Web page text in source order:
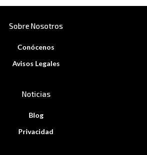
Sobre Nosotros
Conócenos
Avisos Legales
Noticias
Blog
Privacidad